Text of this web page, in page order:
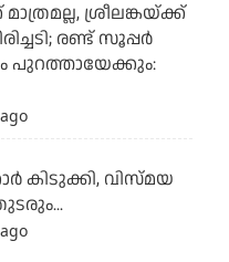
ശ്രീലങ്കയ്ക്ക്
രണ്ട് സൂപ്പര്‍
പുറത്തായേക്കും:
കിടുക്കി, വിസ്മയ